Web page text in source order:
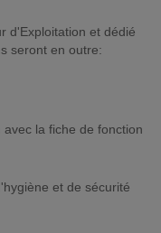
d'Exploitation et dédié
seront en outre:
la fiche de fonction
et de sécurité